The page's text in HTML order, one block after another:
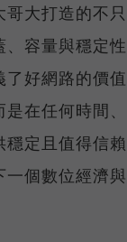
哥大打造的不
、容量與穩定
了好網路的價
是在任何時間
穩定且值得信
一個數位經濟